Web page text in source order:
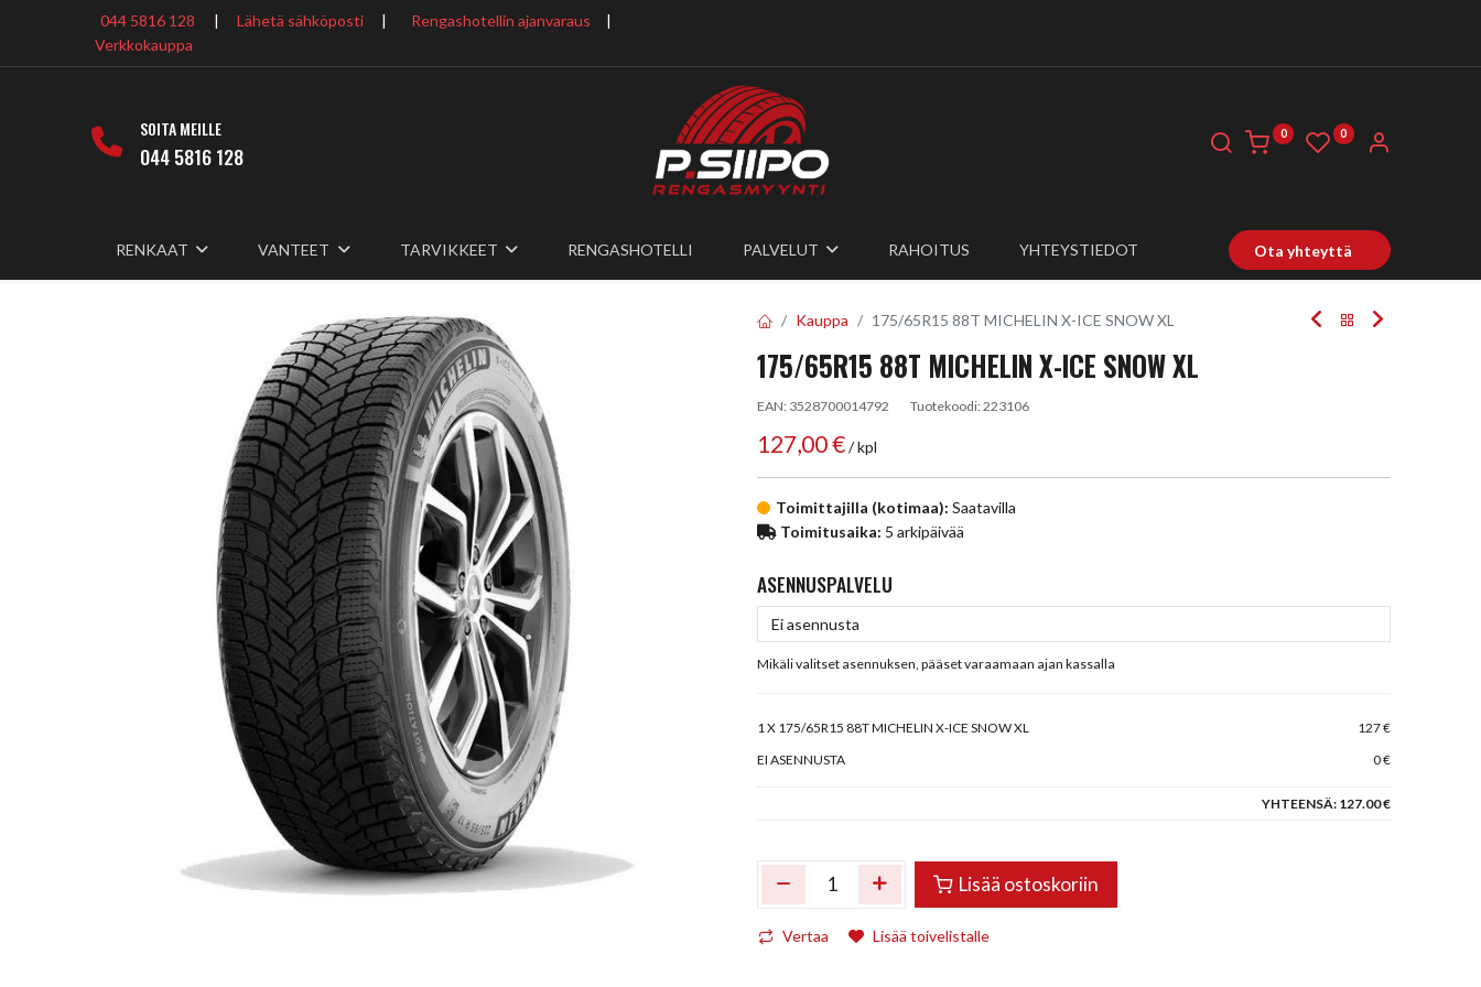
044 5816 128 | Lähetä sähköposti | Rengashotellin ajanvaraus
​ |
Verkkokauppa
SOITA MEILLE
044 5816 128
0 0
RENKAAT VANTEET TARVIKKEET RENGASHOTELLI PALVELUT RAHOITUS YHTEYSTIEDOT Ota yhteyttä
Kauppa 175/65R15 88T MICHELIN X-ICE SNOW XL
175/65R15 88T MICHELIN X-ICE SNOW XL
EAN: 3528700014792 Tuotekoodi:223106
127,00€/ kpl
Toimittajilla (kotimaa): Saatavilla
Toimitusaika: 5 arkipäivää
ASENNUSPALVELU
Mikäli valitset asennuksen, pääset varaamaan ajan kassalla
1X 175/65R15 88T MICHELIN X-ICE SNOW XL
127 €
EI ASENNUSTA
0 €
YHTEENSÄ: 127.00 €
Lisää ostoskoriin
Vertaa Lisää toivelistalle